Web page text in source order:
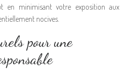
en minimisant votre exposition aux
nocives.
pour une